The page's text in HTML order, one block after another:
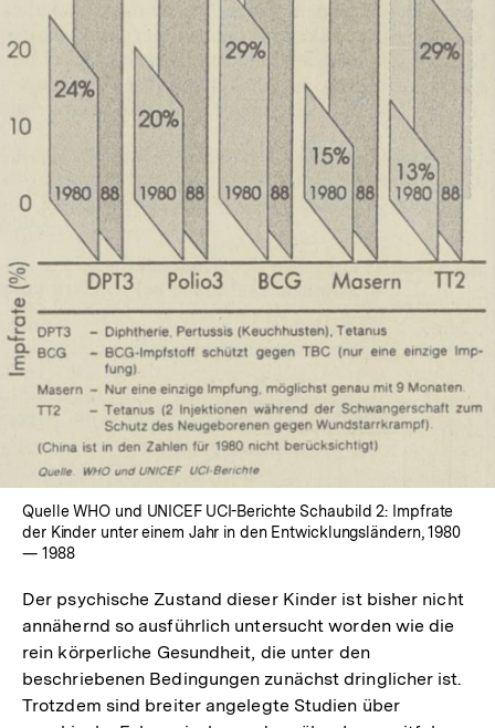
Lightbox
öffnen
Quelle WHO und UNICEF UCI-Berichte Schaubild 2: Impfrate
der Kinder unter einem Jahr in den Entwicklungsländern, 1980
— 1988
Der psychische Zustand dieser Kinder ist bisher nicht
annähernd so ausführlich untersucht worden wie die
rein körperliche Gesundheit, die unter den
beschriebenen Bedingungen zunächst dringlicher ist.
Trotzdem sind breiter angelegte Studien über